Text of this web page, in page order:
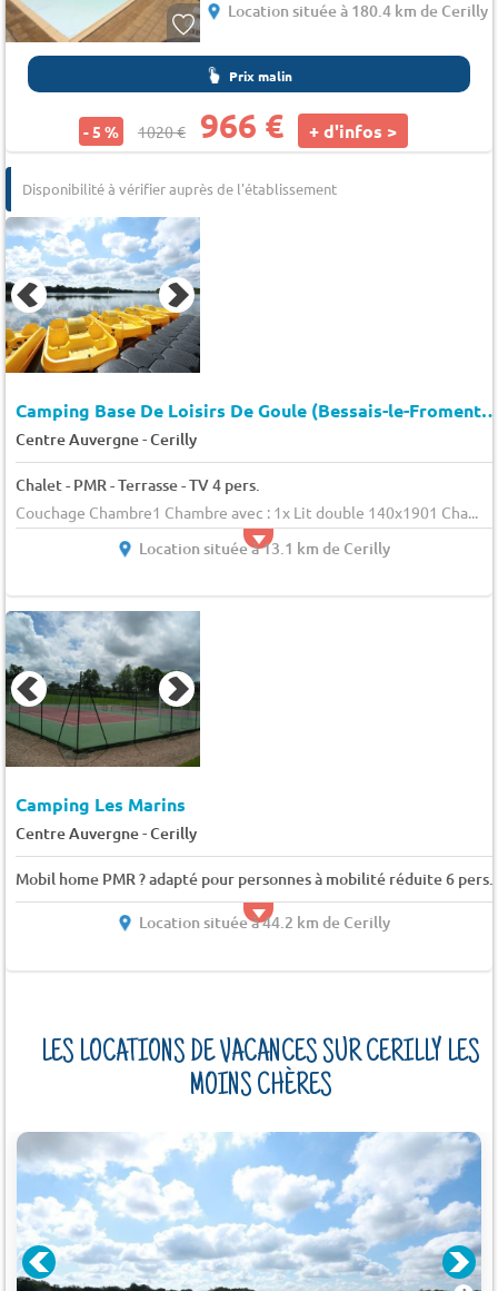
Location située à 180.4 km de Cerilly
Prix malin
- 5 % 1020 € 966 € + d'infos >
Disponibilité à vérifier auprès de l'établissement
Camping Base De Loisirs De Goule (Bessais-le-Fromental à 9 km)
Centre Auvergne-Cerilly
Chalet - PMR - Terrasse - TV 4 pers.
Couchage Chambre1 Chambre avec : 1x Lit double 140x1901 Cha...
Location située à 13.1 km de Cerilly
Camping Les Marins
Centre Auvergne-Cerilly
Mobil home PMR ? adapté pour personnes à mobilité réduite 6 pers.
Location située à 44.2 km de Cerilly
LES LOCATIONS DE VACANCES SUR CERILLY LES
MOINS CHÈRES